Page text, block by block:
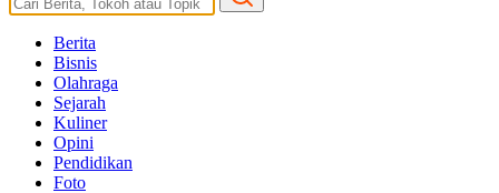
Berita
Bisnis
Olahraga
Sejarah
Kuliner
Opini
Pendidikan
Foto